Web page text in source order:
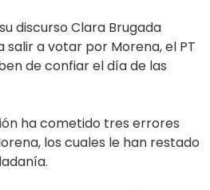
discurso Clara Brugada
salir a votar por Morena, el PT
de confiar el día de las
ha cometido tres errores
los cuales le han restado